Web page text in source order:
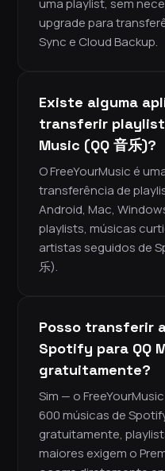
uma playlist, sem
upgrade para
Sync e Cloud Backup.
Existe alguma
transferir
Music (QQ 音乐)?
O FreeYourMusic é
transferência de
Android, Mac,
playlists, músicas
artistas seguidos de
乐).
Posso transferir
Spotify para QQ
gratuitamente?
Sim — o
600 músicas de
gratuitamente,
maiores exigem o